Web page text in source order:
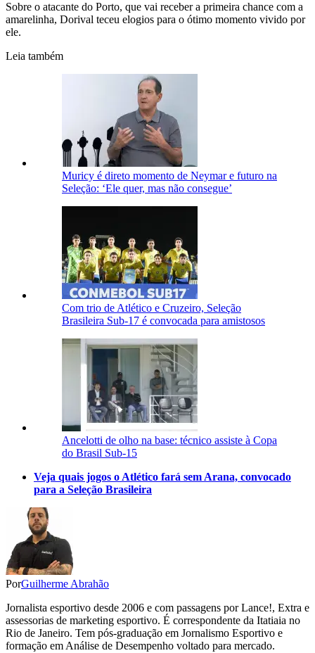
Sobre o atacante do Porto, que vai receber a primeira chance com a
amarelinha, Dorival teceu elogios para o ótimo momento vivido por
ele.
Leia também
Muricy é direto momento de Neymar e futuro na
Seleção: ‘Ele quer, mas não consegue’
Com trio de Atlético e Cruzeiro, Seleção
Brasileira Sub-17 é convocada para amistosos
Ancelotti de olho na base: técnico assiste à Copa
do Brasil Sub-15
Veja quais jogos o Atlético fará sem Arana, convocado
para a Seleção Brasileira
PorGuilherme Abrahão
Jornalista esportivo desde 2006 e com passagens por Lance!, Extra e
assessorias de marketing esportivo. É correspondente da Itatiaia no
Rio de Janeiro. Tem pós-graduação em Jornalismo Esportivo e
formação em Análise de Desempenho voltado para mercado.